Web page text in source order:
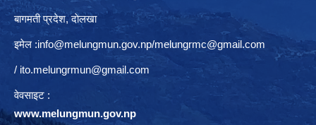
बागमती प्रदेश, दाेलखा
इमेल :info@melungmun.gov.np/melungrmc@gmail.com
/ ito.melungrmun@gmail.com
वेवसाइट :
www.melungmun.gov.np